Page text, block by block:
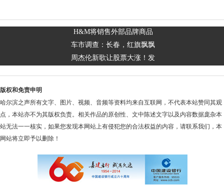
H&M将销售外部品牌商品
车市调查：长春，红旗飘飘
周杰伦新歌让股票大涨！发
版权和免责申明
哈尔滨之声所有文字、图片、视频、音频等资料均来自互联网，不代表本站赞同其观
点，本站亦不为其版权负责。相关作品的原创性、文中陈述文字以及内容数据庞杂本
站无法一一核实，如果您发现本网站上有侵犯您的合法权益的内容，请联系我们，本
网站将立即予以删除！